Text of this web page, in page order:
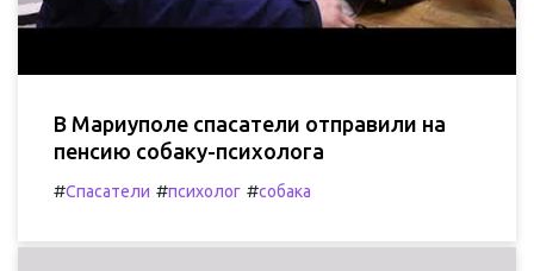
В Мариуполе спасатели отправили на
пенсию собаку-психолога
#Спасатели #психолог #собака